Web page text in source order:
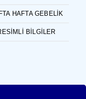
HAFTA GEBELIK
BILGILER